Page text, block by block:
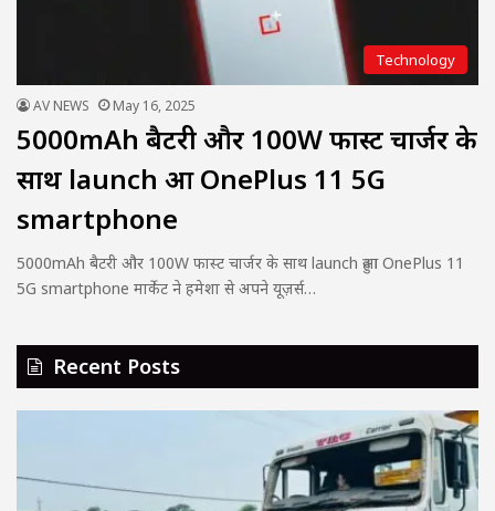
Technology
AV NEWS May 16, 2025
5000mAh बैटरी और 100W फास्ट चार्जर के
साथ launch हुआ OnePlus 11 5G
smartphone
5000mAh बैटरी और 100W फास्ट चार्जर के साथ launch हुआ OnePlus 11
5G smartphone मार्केट ने हमेशा से अपने यूज़र्स…
Recent Posts